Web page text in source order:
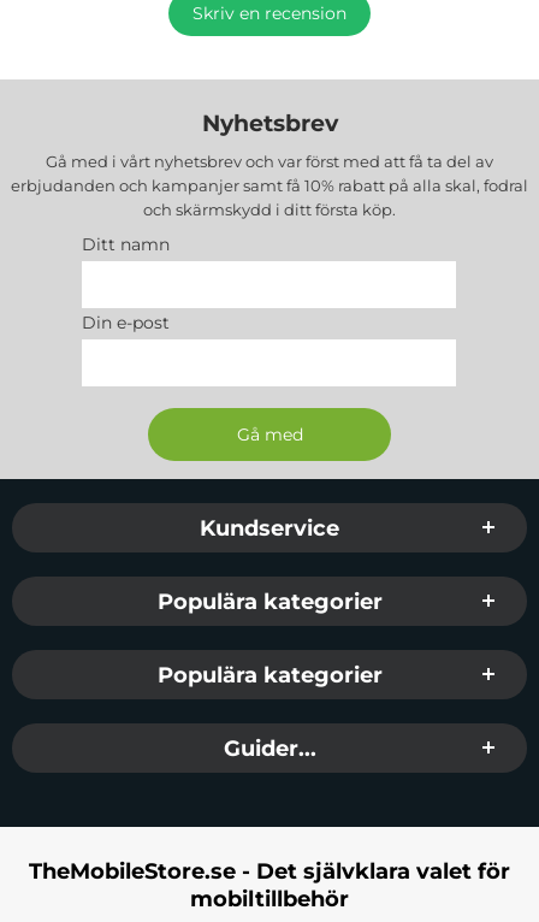
Skriv en recension
Nyhetsbrev
Gå med i vårt nyhetsbrev och var först med att få ta del av
erbjudanden och kampanjer samt få 10% rabatt på alla skal, fodral
och skärmskydd i ditt första köp.
Ditt namn
Din e-post
Sidfot Blandad info och länkar
Kundservice
Populära kategorier
Populära kategorier
Guider...
TheMobileStore.se - Det självklara valet för
mobiltillbehör